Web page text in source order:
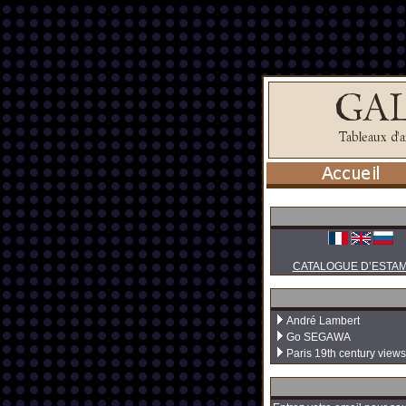
CATALOGUE
André Lambert
Go SEGAWA
Paris 19th century views